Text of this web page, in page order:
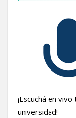
¡Escuchá en
universidad!